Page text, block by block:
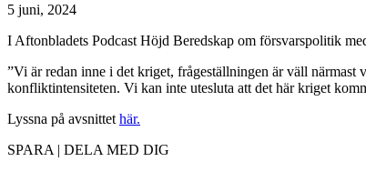
5 juni, 2024
I Aftonbladets Podcast Höjd Beredskap om försvarspolitik
”Vi är redan inne i det kriget, frågeställningen är väll
konfliktintensiteten. Vi kan inte utesluta att det här kriget
Lyssna på avsnittet här.
SPARA | DELA MED DIG